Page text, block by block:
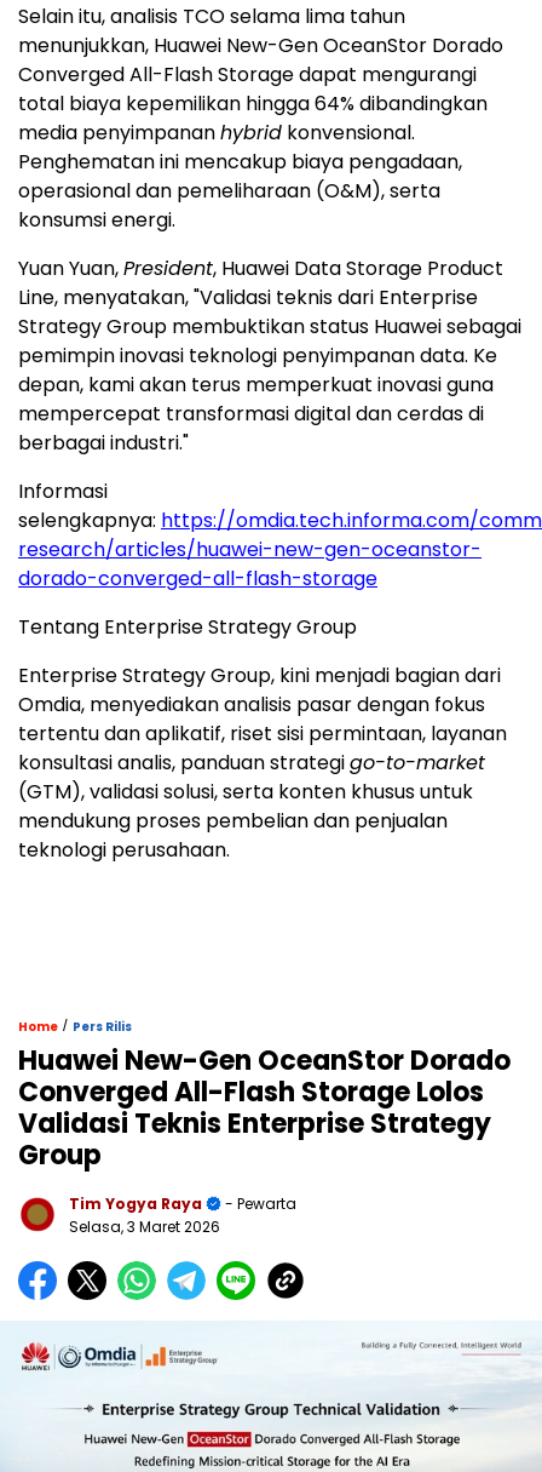
Selain itu, analisis TCO selama lima tahun
menunjukkan, Huawei New-Gen OceanStor Dorado
Converged All-Flash Storage dapat mengurangi
total biaya kepemilikan hingga 64% dibandingkan
media penyimpananhybrid konvensional.
Penghematan ini mencakup biaya pengadaan,
operasional dan pemeliharaan (O&M), serta
konsumsi energi.
Yuan Yuan,President, Huawei Data Storage Product
Line, menyatakan, "Validasi teknis dari Enterprise
Strategy Group membuktikan status Huawei sebagai
pemimpin inovasi teknologi penyimpanan data. Ke
depan, kami akan terus memperkuat inovasi guna
mempercepat transformasi digital dan cerdas di
berbagai industri."
Informasi
selengkapnya: https://omdia.tech.informa.com/
research/articles/huawei-new-gen-oceanstor-
dorado-converged-all-flash-storage
Tentang Enterprise Strategy Group
Enterprise Strategy Group, kini menjadi bagian dari
Omdia, menyediakan analisis pasar dengan fokus
tertentu dan aplikatif, riset sisi permintaan, layanan
konsultasi analis, panduan strategigo-to-market
(GTM), validasi solusi, serta konten khusus untuk
mendukung proses pembelian dan penjualan
teknologi perusahaan.
Home / Pers Rilis
Huawei New-Gen OceanStor Dorado
Converged All-Flash Storage Lolos
Validasi Teknis Enterprise Strategy
Group
Tim Yogya Raya
- Pewarta
Selasa, 3 Maret 2026